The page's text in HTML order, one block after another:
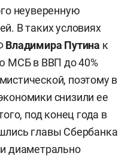
неуверенную
В таких условиях
Владимира Путина к
МСБ в ВВП до 40%
поэтому в
снизили ее
под конец года в
главы Сбербанка
диаметрально